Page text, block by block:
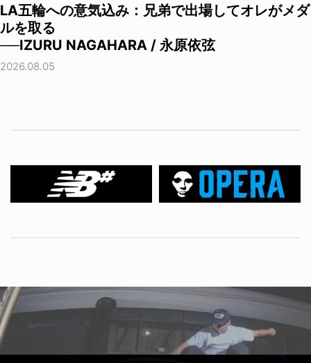
LA五輪への意気込み：兄弟で出場してオレがメダ
ルを取る
──IZURU NAGAHARA / 永原依弦
2026.08.05